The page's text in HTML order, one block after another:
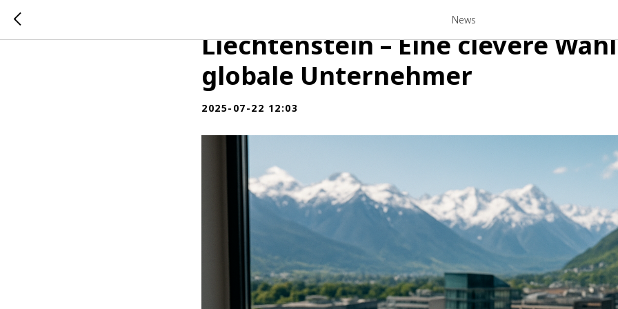
News
Unternehmensgründung in
Liechtenstein – Eine clevere
globale Unternehmer
2025-07-22 12:03